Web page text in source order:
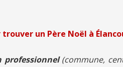
un Père Noël à
professionnel(commune,